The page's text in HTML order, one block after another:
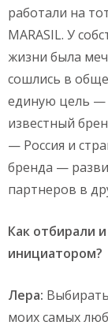
работали на
MARASIL. У
жизни была
сошлись в
единую цель —
известный
— Россия и
бренда —
партнеров в
Как отбирали
инициатором?
Лера:
моих самых